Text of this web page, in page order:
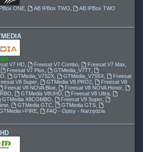
ONE, AB IPBox TWO
AB IPBox TWO
V7 HD, Freesat V7 Combo, Freesat V7 Max
Freesat V7 Plus GTMedia_V7TT,
GTMedia_V7S2X, GTMedia_V7S5X,
Freesat
V8 Super, GTMedia V8 PRO2,
Freesat V8
Feesat V8 NOVA Blue, Freesat V8 NOVA Honor,
GTMedia V8UHD, Freesat V8 Ultra,
GTMedia X8COMBO Freesat V9 Super,
GTMedia GTC, GTMedia GTS,
i-FIRE,
FAQ - Opisy - Narzędzia